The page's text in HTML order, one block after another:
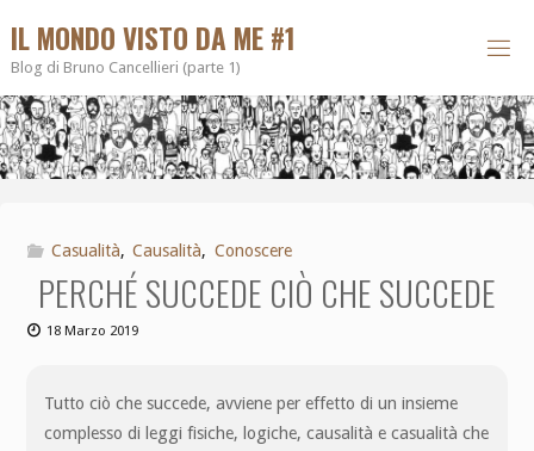
IL MONDO VISTO DA ME #1
Blog di Bruno Cancellieri (parte 1)
Casualità, Causalità, Conoscere
PERCHÉ SUCCEDE CIÒ CHE SUCCEDE
18 Marzo 2019
Tutto ciò che succede, avviene per effetto di un insieme
complesso di leggi fisiche, logiche, causalità e casualità che